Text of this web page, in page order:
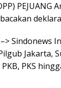
PEJUANG
Sindonews
Jakarta,
PKS